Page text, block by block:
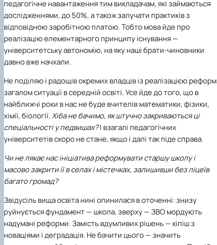
педагогічне навантаження тим викладачам, які займаються
дослідженнями, до 50%, а також залучати практиків з
відповідною заробітною платою. Тобто мова йде про
реалізацію елементарного принципу існування —
університетську автономію, на яку наші брати-чиновники
давно вже начхали.
Не поділяю і радощів окремих владців із реалізацією
загалом ситуації в середній освіті. Усе йде до того, що в
найближчі роки в нас не буде вчителів математики, фізики,
хімії, біології.Хіба не бачимо, як штучно закриваються ці
спеціальності у педвишах?І взагалі педагогічних
університетів скоро не стане, якщо і далі так піде справа.
Чи не лякає нас ініціатива реформувати старшу школу і
масово закрити її в селах і містечках, залишивши без ліцеїв
багато громад?
Звідусіль вища освіта нині опинилася в оточенні: знизу
руйнується фундамент — школа, зверху — ЗВО мордують
надумані реформи. Замість вдумливих рішень — кіпіш з
новаціями і деградація. Не бачити цього — значить